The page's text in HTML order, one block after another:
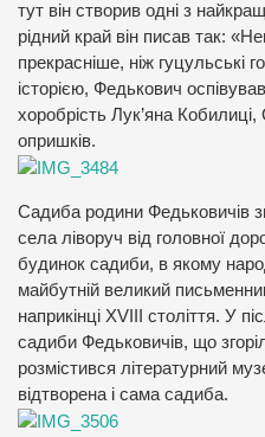
тут він створив одні з
рідний край він писав так:
прекрасніше, ніж гуцульські
історією, Федькович
хоробрість Лук’яна
опришків.
Садиба родини Федьковичів
села ліворуч від головної
будинок садиби, в якому
майбутній великий
наприкінці ХVІІІ століття. У
садиби Федьковичів, що
розмістився літературний
відтворена і сама садиба.